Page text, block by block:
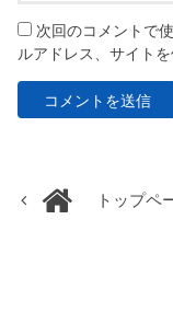
次回のコメントで
ルアドレス、サイトを
トップペ